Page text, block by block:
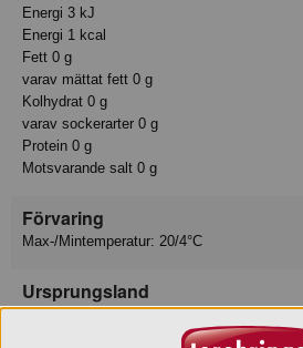
Energi 3 kJ
Energi 1 kcal
Fett 0 g
varav mättat fett 0 g
Kolhydrat 0 g
varav sockerarter 0 g
Protein 0 g
Motsvarande salt 0 g
Förvaring
Max-/Mintemperatur: 20/4°C
Ursprungsland
Sverige